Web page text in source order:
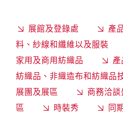
展館及登錄處
產
料、紗線和纖維以及服裝
家用及商用紡織品
紡織品、非織造布和紡織品
展團及展區
商務洽
區
時裝秀 同